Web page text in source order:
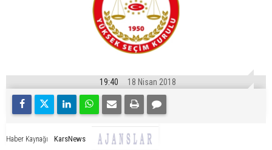
19:40 18 Nisan 2018
Haber Kaynağı KarsNews